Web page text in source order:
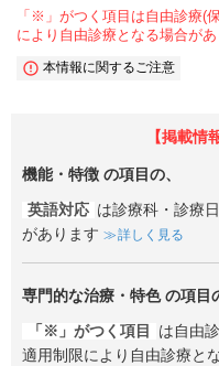
「※」がつく項目は自由診療(
により自由診療となる場合があ
本情報に関するご注意
【掲載情
機能・特徴 の項目の、
英語対応 は診療科・診療
があります
詳しく見る
専門的な治療・特色の項目
「※」がつく項目
は自由
適用制限により自由診療と